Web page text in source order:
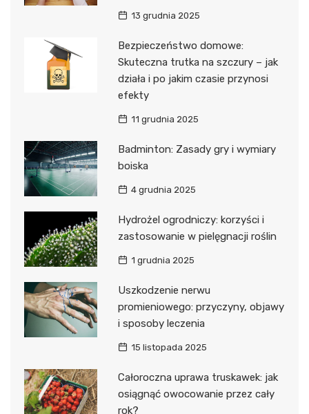
13 grudnia 2025
Bezpieczeństwo domowe:
Skuteczna trutka na szczury – jak
działa i po jakim czasie przynosi
efekty
11 grudnia 2025
Badminton: Zasady gry i wymiary
boiska
4 grudnia 2025
Hydrożel ogrodniczy: korzyści i
zastosowanie w pielęgnacji roślin
1 grudnia 2025
Uszkodzenie nerwu
promieniowego: przyczyny, objawy
i sposoby leczenia
15 listopada 2025
Całoroczna uprawa truskawek: jak
osiągnąć owocowanie przez cały
rok?